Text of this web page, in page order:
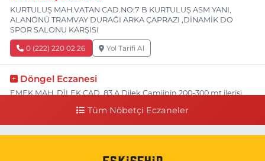
KURTULUŞ MAH.VATAN CAD.NO:7 B KURTULUŞ ASM YANI,
ALANÖNÜ TRAMVAY DURAĞI ARKA ÇAPRAZI ,DİNAMİK DO
SPOR SALONU KARŞISI
0 (222) 220 02 26 Yol Tarifi Al
Döngel Eczanesi
EMEK MAH. DİLEK CAD. 83 A Dilek Camiinin 200-300 mt ilerisi
Tüm Nöbetçi Eczaneler